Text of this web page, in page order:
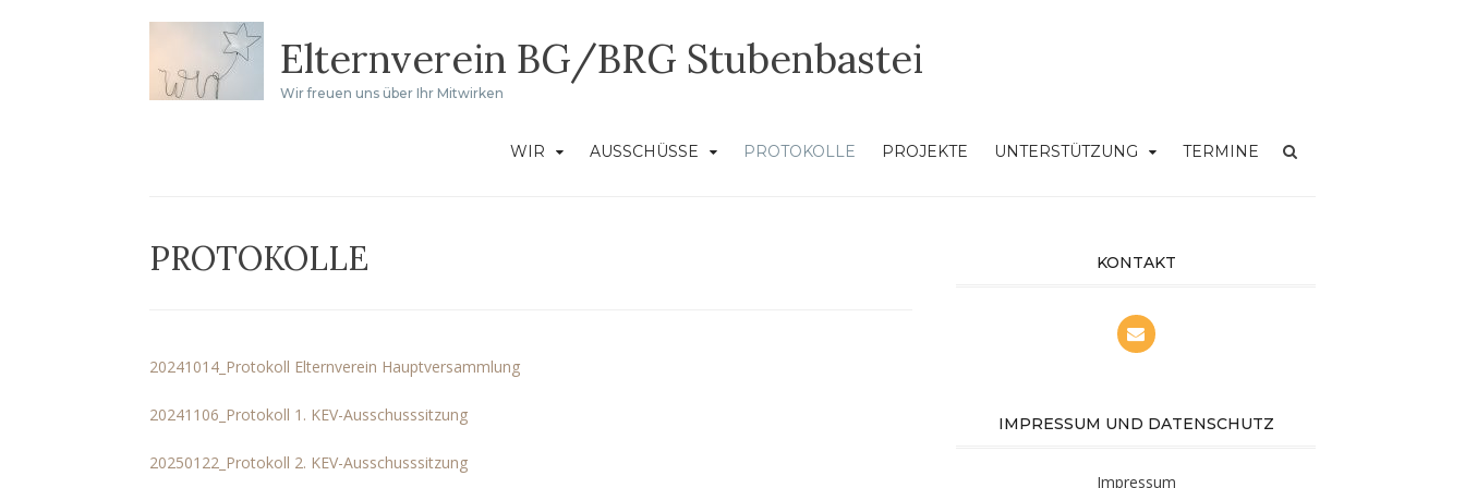
springen
Elternverein BG/BRG Stubenbastei
Wir freuen uns über Ihr Mitwirken
WIR AUSSCHÜSSE PROTOKOLLE PROJEKTE UNTERSTÜTZUNG TERMINE
PROTOKOLLE
20241014_Protokoll Elternverein Hauptversammlung
20241106_Protokoll 1. KEV-Ausschusssitzung
20250122_Protokoll 2. KEV-Ausschusssitzung
KONTAKT
IMPRESSUM UND DATENSCHUTZ
Impressum